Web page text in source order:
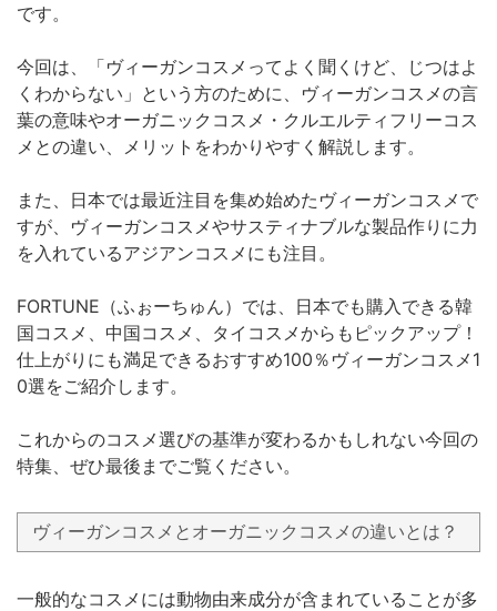
です。
今回は、「ヴィーガンコスメってよく聞くけど、じつはよ
くわからない」という方のために、ヴィーガンコスメの言
葉の意味やオーガニックコスメ・クルエルティフリーコス
メとの違い、メリットをわかりやすく解説します。
また、日本では最近注目を集め始めたヴィーガンコスメで
すが、ヴィーガンコスメやサスティナブルな製品作りに力
を入れているアジアンコスメにも注目。
FORTUNE（ふぉーちゅん）では、日本でも購入できる韓
国コスメ、中国コスメ、タイコスメからもピックアップ！
仕上がりにも満足できるおすすめ100％ヴィーガンコスメ1
0選をご紹介します。
これからのコスメ選びの基準が変わるかもしれない今回の
特集、ぜひ最後までご覧ください。
ヴィーガンコスメとオーガニックコスメの違いとは？
一般的なコスメには動物由来成分が含まれていることが多